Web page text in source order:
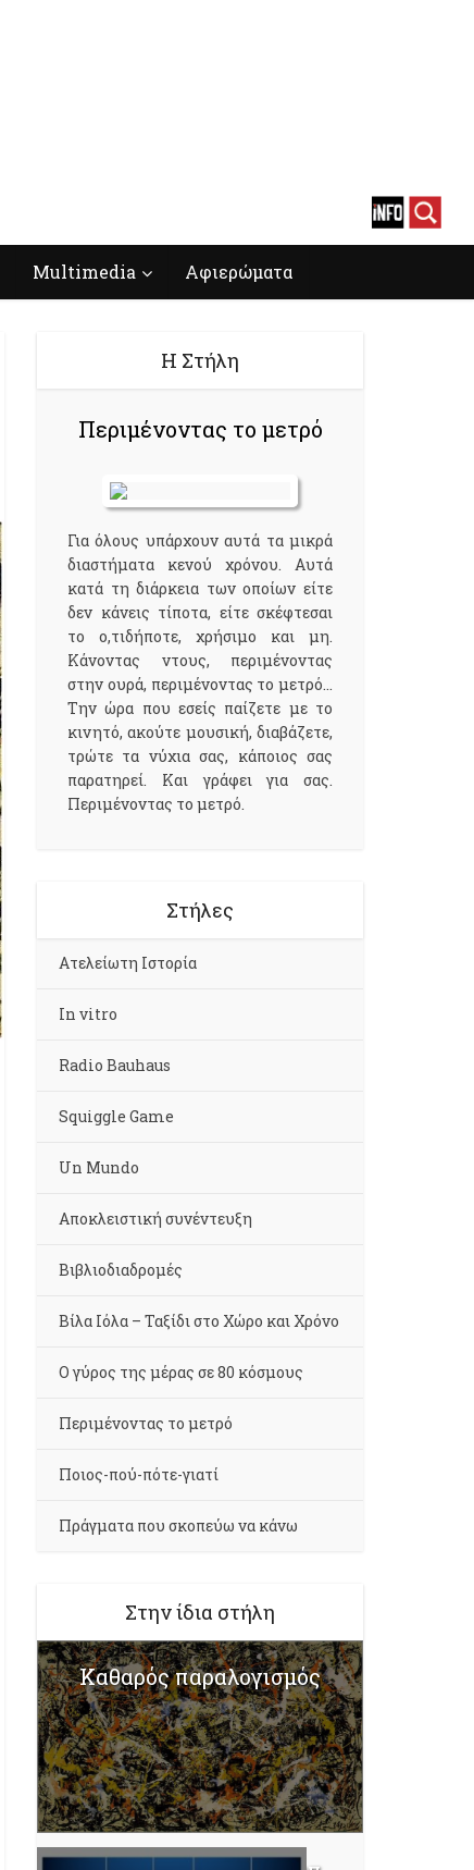
Multimedia Αφιερώματα
Η Στήλη
Περιμένοντας το μετρό
Για όλους υπάρχουν αυτά τα μικρά
διαστήματα κενού χρόνου. Αυτά
κατά τη διάρκεια των οποίων είτε
δεν κάνεις τίποτα, είτε σκέφτεσαι
το ο,τιδήποτε, χρήσιμο και μη.
Κάνοντας ντους, περιμένοντας
στην ουρά, περιμένοντας το μετρό...
Την ώρα που εσείς παίζετε με το
κινητό, ακούτε μουσική, διαβάζετε,
τρώτε τα νύχια σας, κάποιος σας
παρατηρεί. Και γράφει για σας.
Περιμένοντας το μετρό.
Στήλες
Aτελείωτη Ιστορία
In vitro
Radio Bauhaus
Squiggle Game
Un Mundo
Αποκλειστική συνέντευξη
Βιβλιοδιαδρομές
Βίλα Ιόλα – Ταξίδι στο Χώρο και Χρόνο
Ο γύρος της μέρας σε 80 κόσμους
Περιμένοντας το μετρό
Ποιος-πού-πότε-γιατί
Πράγματα που σκοπεύω να κάνω
Στην ίδια στήλη
Καθαρός παραλογισμός